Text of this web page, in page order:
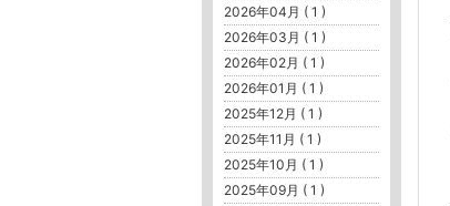
2026年04月 ( 1 )
2026年03月 ( 1 )
2026年02月 ( 1 )
2026年01月 ( 1 )
2025年12月 ( 1 )
2025年11月 ( 1 )
2025年10月 ( 1 )
2025年09月 ( 1 )